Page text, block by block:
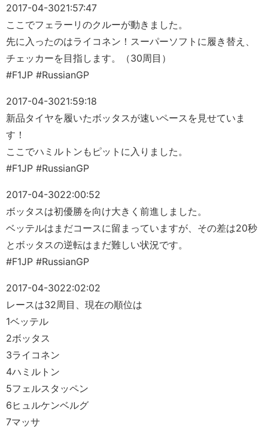
2017-04-3021:57:47
ここでフェラーリのクルーが動きました。
先に入ったのはライコネン！スーパーソフトに履き替え、
チェッカーを目指します。（30周目）
#F1JP #RussianGP
2017-04-3021:59:18
新品タイヤを履いたボッタスが速いペースを見せていま
す！
ここでハミルトンもピットに入りました。
#F1JP #RussianGP
2017-04-3022:00:52
ボッタスは初優勝を向け大きく前進しました。
ベッテルはまだコースに留まっていますが、その差は20秒
とボッタスの逆転はまだ難しい状況です。
#F1JP #RussianGP
2017-04-3022:02:02
レースは32周目、現在の順位は
1ベッテル
2ボッタス
3ライコネン
4ハミルトン
5フェルスタッペン
6ヒュルケンベルグ
7マッサ